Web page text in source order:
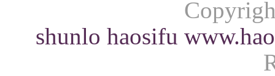
shunlo haosifu